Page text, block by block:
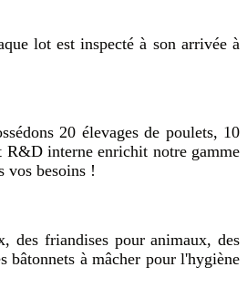
lot est inspecté à son arrivée à
20 élevages de poulets, 10
R&D interne enrichit notre gamme
vos besoins !
des friandises pour animaux, des
bâtonnets à mâcher pour l'hygiène